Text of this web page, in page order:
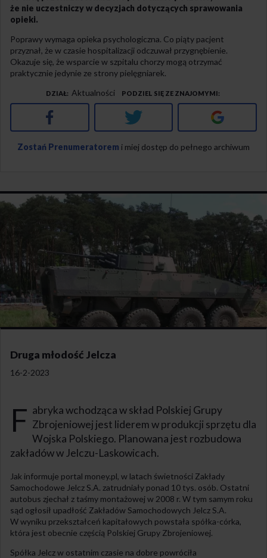
że nie uczestniczy w decyzjach dotyczących sprawowania
opieki.
Poprawy wymaga opieka psychologiczna. Co piąty pacjent
przyznał, że w czasie hospitalizacji odczuwał przygnębienie.
Okazuje się, że wsparcie w szpitalu chorzy mogą otrzymać
praktycznie jedynie ze strony pielęgniarek.
DZIAŁ Aktualności PODZIEL SIĘ ZE ZNAJOMYMI
Facebook Twitter Google+
Zostań Prenumeratorem i miej dostęp do pełnego archiwum
Druga młodość Jelcza
16-2-2023
F abryka wchodząca w skład Polskiej Grupy
Zbrojeniowej jest liderem w produkcji sprzętu dla
Wojska Polskiego. Planowana jest rozbudowa
zakładów w Jelczu-Laskowicach.
Jak informuje portal money.pl, w latach świetności Zakłady
Samochodowe Jelcz S.A. zatrudniały ponad 10 tys. osób. Ostatni
autobus zjechał z taśmy montażowej w 2008 r. W tym samym roku
sąd ogłosił upadłość Zakładów Samochodowych Jelcz S.A.
W wyniku przekształceń kapitałowych powstała spółka-córka,
która jest obecnie częścią Polskiej Grupy Zbrojeniowej.
Spółka Jelcz w ostatnim czasie na dobre powróciła